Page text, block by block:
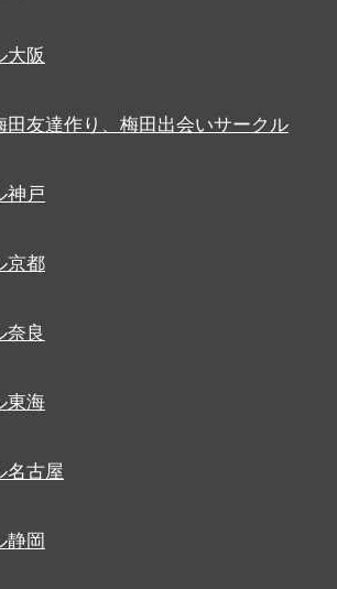
大阪
田友達作り、梅田出会いサークル
神戸
京都
奈良
東海
名古屋
静岡